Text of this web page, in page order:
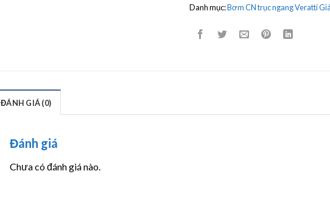
Danh mục:Bơm CN trục ngang Veratti
ĐÁNH GIÁ (0)
Đánh giá
Chưa có đánh giá nào.